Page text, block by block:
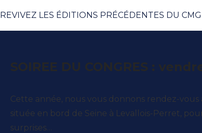
REVIVEZ LES ÉDITIONS PRÉCÉDENTES DU
SOIREE DU CONGRES :
Cette année, nous vous donnons rendez-vous
située en bord de Seine à Levallois-Perret,
surprises…